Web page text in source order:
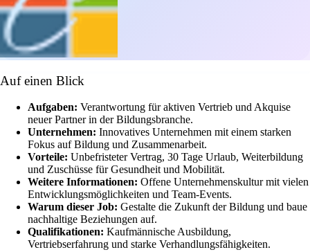
Auf einen Blick
Aufgaben: Verantwortung für aktiven Vertrieb und Akquise
neuer Partner in der Bildungsbranche.
Unternehmen: Innovatives Unternehmen mit einem starken
Fokus auf Bildung und Zusammenarbeit.
Vorteile: Unbefristeter Vertrag, 30 Tage Urlaub, Weiterbildung
und Zuschüsse für Gesundheit und Mobilität.
Weitere Informationen: Offene Unternehmenskultur mit vielen
Entwicklungsmöglichkeiten und Team-Events.
Warum dieser Job: Gestalte die Zukunft der Bildung und baue
nachhaltige Beziehungen auf.
Qualifikationen: Kaufmännische Ausbildung,
Vertriebserfahrung und starke Verhandlungsfähigkeiten.